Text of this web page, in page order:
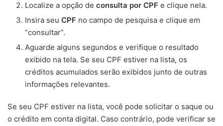
Localize a opção de consulta por CPF e clique nela.
Insira seu CPF no campo de pesquisa e clique em
“consultar”.
Aguarde alguns segundos e verifique o resultado
exibido na tela. Se seu CPF estiver na lista, os
créditos acumulados serão exibidos junto de outras
informações relevantes.
Se seu CPF estiver na lista, você pode solicitar o saque ou
o crédito em conta digital. Caso contrário, pode verificar se